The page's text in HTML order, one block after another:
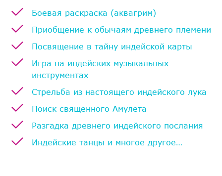
Боевая раскраска (аквагрим)
Приобщение к обычаям древнего племени
Посвящение в тайну индейской карты
Игра на индейских музыкальных
инструментах
Стрельба из настоящего индейского лука
Поиск священного Амулета
Разгадка древнего индейского послания
Индейские танцы и многое другое…